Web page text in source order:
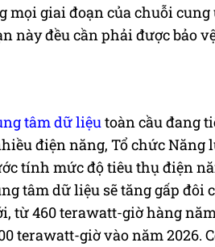
giai đoạn của chuỗi cung
này đều cần phải được bảo
tâm dữ liệutoàn cầu đang
điện năng, Tổ chức Năng
tính mức độ tiêu thụ điện
tâm dữ liệu sẽ tăng gấp đôi
từ 460 terawatt-giờ hàng
terawatt-giờ vào năm 2026.